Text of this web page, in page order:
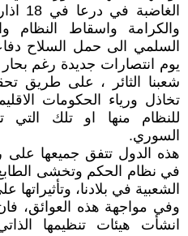
والكرامة واسقاط النظام
السلمي الى حمل السلاح
يوم انتصارات جديدة رغم بحار
شعبنا الثائر ، على طريق
تخاذل ورياء الحكومات
للنظام منها او تلك
السوري.
هذه الدول تتفق جميعها على
في نظام الحكم وتخشى الطابع
الشعبية في بلادنا،
وفي مواجهة هذه العوائق، فان
انشأت هيئات تنظيمها